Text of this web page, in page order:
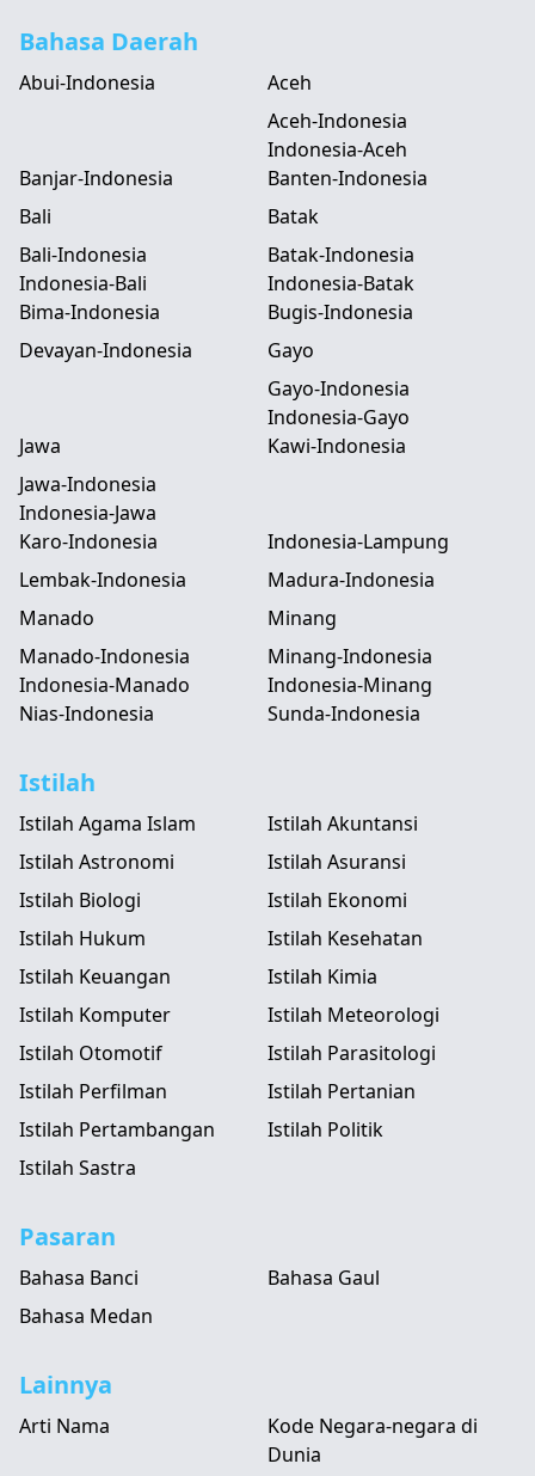
Bahasa Daerah
Abui-Indonesia
Aceh
Aceh-Indonesia
Indonesia-Aceh
Banjar-Indonesia
Banten-Indonesia
Bali
Bali-Indonesia
Indonesia-Bali
Batak
Batak-Indonesia
Indonesia-Batak
Bima-Indonesia
Bugis-Indonesia
Devayan-Indonesia
Gayo
Gayo-Indonesia
Indonesia-Gayo
Jawa
Jawa-Indonesia
Indonesia-Jawa
Kawi-Indonesia
Karo-Indonesia
Indonesia-Lampung
Lembak-Indonesia
Madura-Indonesia
Manado
Manado-Indonesia
Indonesia-Manado
Minang
Minang-Indonesia
Indonesia-Minang
Nias-Indonesia
Sunda-Indonesia
Istilah
Istilah Agama Islam
Istilah Akuntansi
Istilah Astronomi
Istilah Asuransi
Istilah Biologi
Istilah Ekonomi
Istilah Hukum
Istilah Kesehatan
Istilah Keuangan
Istilah Kimia
Istilah Komputer
Istilah Meteorologi
Istilah Otomotif
Istilah Parasitologi
Istilah Perfilman
Istilah Pertanian
Istilah Pertambangan
Istilah Politik
Istilah Sastra
Pasaran
Bahasa Banci
Bahasa Gaul
Bahasa Medan
Lainnya
Arti Nama
Kode Negara-negara di
Dunia